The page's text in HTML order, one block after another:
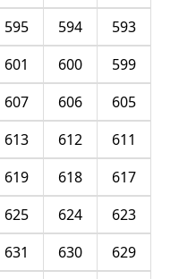
593
594
595
599
600
601
605
606
607
611
612
613
617
618
619
623
624
625
629
630
631